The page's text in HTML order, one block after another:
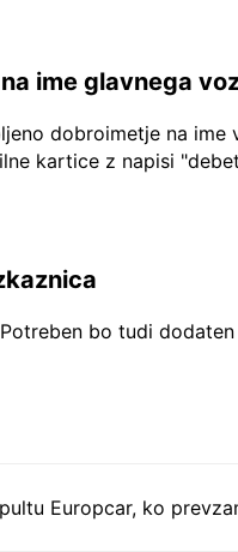
ime glavnega
dobroimetje na
kartice z napisi
bo tudi
Europcar, ko